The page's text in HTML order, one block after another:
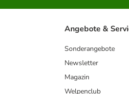
Angebote &
Sonderangebote
Newsletter
Magazin
Welpenclub